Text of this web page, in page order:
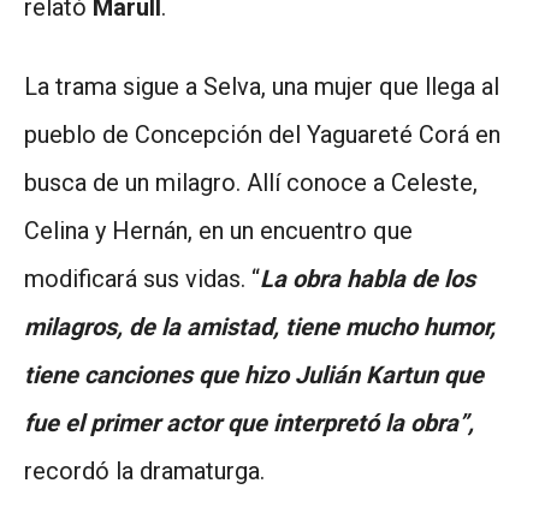
relató Marull .
La trama sigue a Selva, una mujer que llega al
pueblo de Concepción del Yaguareté Corá en
busca de un milagro. Allí conoce a Celeste,
Celina y Hernán, en un encuentro que
modificará sus vidas. “La obra habla de los
milagros, de la amistad, tiene mucho humor,
tiene canciones que hizo Julián Kartun que
fue el primer actor que interpretó la obra”,
recordó la dramaturga.